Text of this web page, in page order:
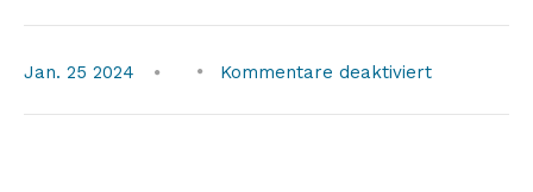
Jan. 25 2024 Kommentare deaktiviertfür